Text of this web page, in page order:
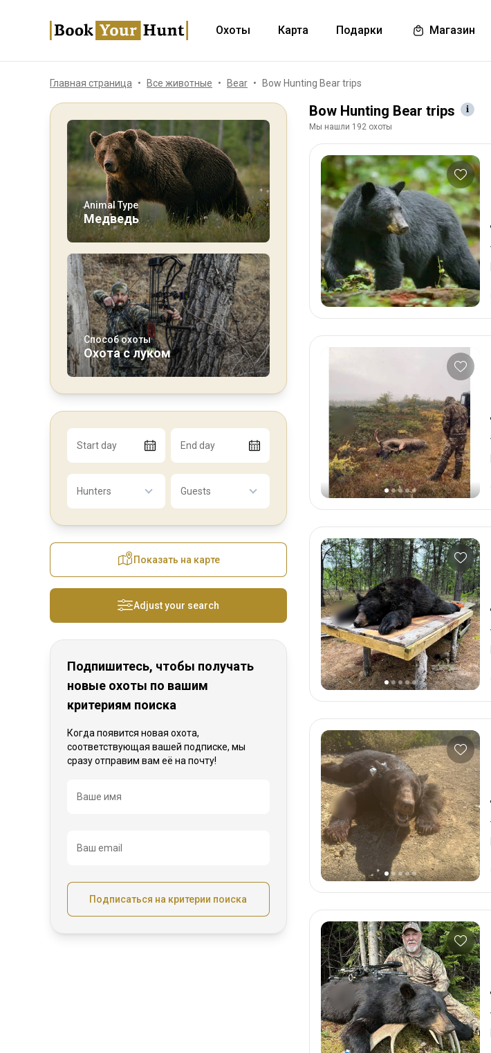
Охоты Карта Подарки Магазин
Главная страница Все животные Bear Bow Hunting Bear trips
Animal Type
Медведь
Способ охоты
Охота с луком
Start day End day
Hunters Guests
Показать на карте
Adjust your search
Подпишитесь, чтобы получать
новые охоты по вашим
критериям поиска
Когда появится новая охота,
соответствующая вашей подписке, мы
сразу отправим вам её на почту!
Название
Ваше имя
Ваш email
Подписаться на критерии поиска
Bow Hunting Bear trips
Мы нашли 192 охоты